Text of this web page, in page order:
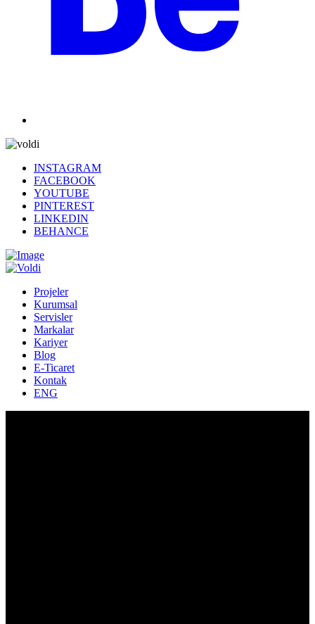
INSTAGRAM
FACEBOOK
YOUTUBE
PINTEREST
LINKEDIN
BEHANCE
Projeler
Kurumsal
Servisler
Markalar
Kariyer
Blog
E-Ticaret
Kontak
ENG